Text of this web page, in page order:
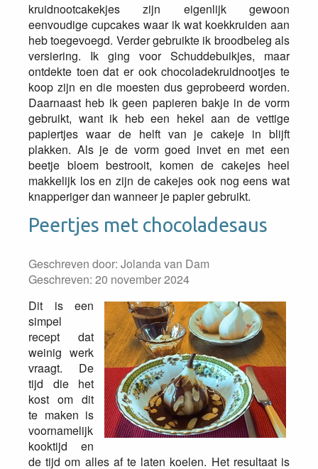
kruidnootcakekjes zijn eigenlijk gewoon
eenvoudige cupcakes waar ik wat koekkruiden aan
heb toegevoegd. Verder gebruikte ik broodbeleg als
versiering. Ik ging voor Schuddebuikjes, maar
ontdekte toen dat er ook chocoladekruidnootjes te
koop zijn en die moesten dus geprobeerd worden.
Daarnaast heb ik geen papieren bakje in de vorm
gebruikt, want ik heb een hekel aan de vettige
papiertjes waar de helft van je cakeje in blijft
plakken. Als je de vorm goed invet en met een
beetje bloem bestrooit, komen de cakejes heel
makkelijk los en zijn de cakejes ook nog eens wat
knapperiger dan wanneer je papier gebruikt.
Peertjes met chocoladesaus
Geschreven door: Jolanda van Dam
Geschreven: 20 november 2024
Dit is een
simpel
recept dat
weinig werk
vraagt. De
tijd die het
kost om dit
te maken is
voornamelijk
kooktijd en
de tijd om alles af te laten koelen. Het resultaat is